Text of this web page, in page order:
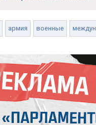
армия военные